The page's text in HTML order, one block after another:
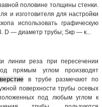
половине толщины стенки.
и изготовителя для настройки
использовать графическую
D — диаметр трубы; Sкр — к...
линии реза при пересечении
прямым углом производят
в трубе размечают по
поверхности трубы осевых
под любым углом к